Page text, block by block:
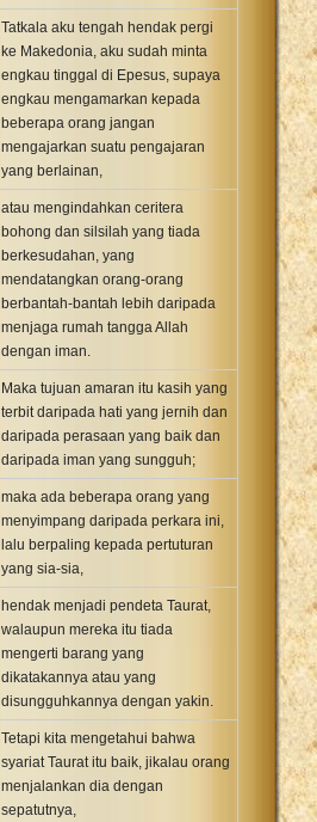
Tatkala aku tengah hendak pergi
ke Makedonia, aku sudah minta
engkau tinggal di Epesus, supaya
engkau mengamarkan kepada
beberapa orang jangan
mengajarkan suatu pengajaran
yang berlainan,
atau mengindahkan ceritera
bohong dan silsilah yang tiada
berkesudahan, yang
mendatangkan orang-orang
berbantah-bantah lebih daripada
menjaga rumah tangga Allah
dengan iman.
Maka tujuan amaran itu kasih yang
terbit daripada hati yang jernih dan
daripada perasaan yang baik dan
daripada iman yang sungguh;
maka ada beberapa orang yang
menyimpang daripada perkara ini,
lalu berpaling kepada pertuturan
yang sia-sia,
hendak menjadi pendeta Taurat,
walaupun mereka itu tiada
mengerti barang yang
dikatakannya atau yang
disungguhkannya dengan yakin.
Tetapi kita mengetahui bahwa
syariat Taurat itu baik, jikalau orang
menjalankan dia dengan
sepatutnya,